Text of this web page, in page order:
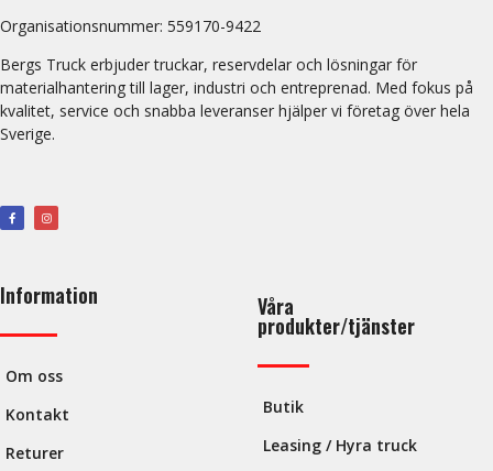
Organisationsnummer: 559170-9422
Bergs Truck erbjuder truckar, reservdelar och lösningar för
materialhantering till lager, industri och entreprenad. Med fokus på
kvalitet, service och snabba leveranser hjälper vi företag över hela
Sverige.
Information
Om oss
Kontakt
Returer
Våra
produkter/tjänster
Butik
Leasing / Hyra truck